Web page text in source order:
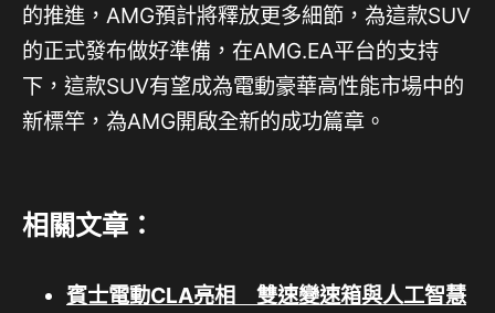
的推進，AMG預計將釋放更多細節，為這款SUV
的正式發布做好準備，在AMG.EA平台的支持
下，這款SUV有望成為電動豪華高性能市場中的
新標竿，為AMG開啟全新的成功篇章。
相關文章：
賓士電動CLA亮相 雙速變速箱與人工智慧